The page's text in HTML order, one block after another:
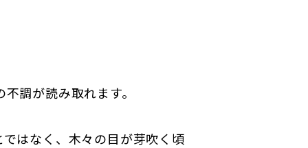
調が読み取れます。
はなく、木々の目が芽吹く頃